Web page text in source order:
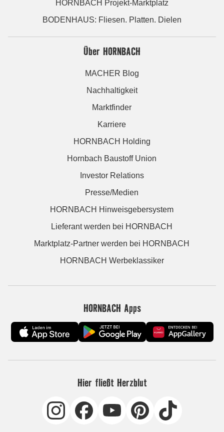
HORNBACH Projekt-Marktplatz
BODENHAUS: Fliesen. Platten. Dielen
Über HORNBACH
MACHER Blog
Nachhaltigkeit
Marktfinder
Karriere
HORNBACH Holding
Hornbach Baustoff Union
Investor Relations
Presse/Medien
HORNBACH Hinweisgebersystem
Lieferant werden bei HORNBACH
Marktplatz-Partner werden bei HORNBACH
HORNBACH Werbeklassiker
HORNBACH Apps
Hier fließt Herzblut